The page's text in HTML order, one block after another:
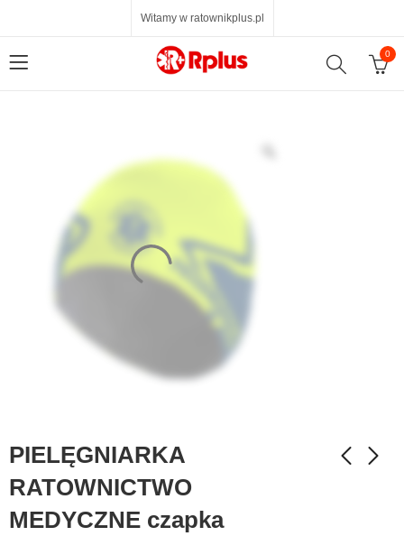
Witamy w ratownikplus.pl
0
PIELĘGNIARKA
RATOWNICTWO
MEDYCZNE czapka